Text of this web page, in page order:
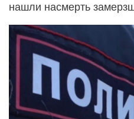
нашли насмерть